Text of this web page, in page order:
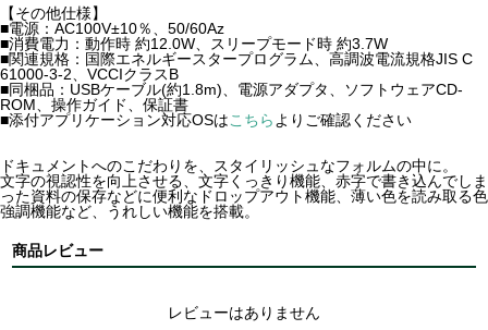
【その他仕様】
■電源：AC100V±10％、50/60Az
■消費電力：動作時 約12.0W、スリープモード時 約3.7W
■関連規格：国際エネルギースタープログラム、高調波電流規格JIS C
61000-3-2、VCCIクラスB
■同梱品：USBケーブル(約1.8m)、電源アダプタ、ソフトウェアCD-
ROM、操作ガイド、保証書
■添付アプリケーション対応OSはこちら よりご確認ください
ドキュメントへのこだわりを、スタイリッシュなフォルムの中に。
文字の視認性を向上させる、文字くっきり機能、赤字で書き込んでしま
った資料の保存などに便利なドロップアウト機能、薄い色を読み取る色
強調機能など、うれしい機能を搭載。
商品レビュー
レビューはありません